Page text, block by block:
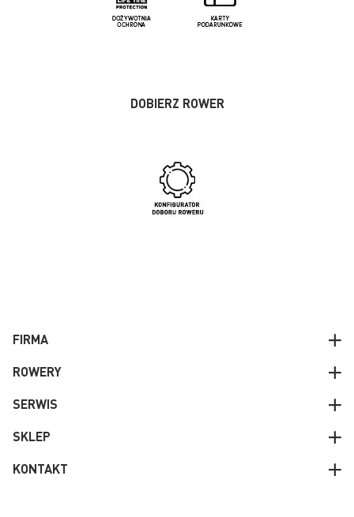
DOBIERZ ROWER
FIRMA
ROWERY
SERWIS
SKLEP
KONTAKT